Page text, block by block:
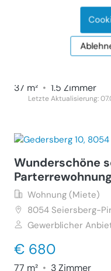
Wohnung (Miete)
Graz,
Privater Anbieter
37 m² • 1.5 Zimmer
Letzte Aktualisierung:
Wunderschöne
Wohnung (Miete)
8054 Seiersberg-
Gewerblicher
€ 680
77 m² • 3 Zimmer